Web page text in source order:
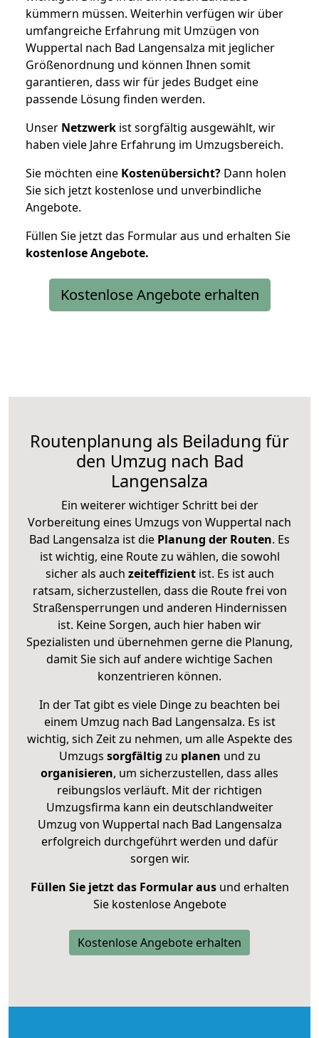
kümmern müssen. Weiterhin verfügen wir über
umfangreiche Erfahrung mit Umzügen von
Wuppertal nach Bad Langensalza mit jeglicher
Größenordnung und können Ihnen somit
garantieren, dass wir für jedes Budget eine
passende Lösung finden werden.
Unser Netzwerk ist sorgfältig ausgewählt, wir
haben viele Jahre Erfahrung im Umzugsbereich.
Sie möchten eine Kostenübersicht? Dann holen
Sie sich jetzt kostenlose und unverbindliche
Angebote.
Füllen Sie jetzt das Formular aus und erhalten Sie
kostenloseAngebote.
Kostenlose Angebote erhalten
Routenplanung als Beiladung für
den Umzug nach Bad
Langensalza
Ein weiterer wichtiger Schritt bei der
Vorbereitung eines Umzugs von Wuppertal nach
Bad Langensalza ist die Planung der Routen. Es
ist wichtig, eine Route zu wählen, die sowohl
sicher als auch zeiteffizientist. Es ist auch
ratsam, sicherzustellen, dass die Route frei von
Straßensperrungen und anderen Hindernissen
ist. Keine Sorgen, auch hier haben wir
Spezialisten und übernehmen gerne die Planung,
damit Sie sich auf andere wichtige Sachen
konzentrieren können.
In der Tat gibt es viele Dinge zu beachten bei
einem Umzug nach Bad Langensalza. Es ist
wichtig, sich Zeit zu nehmen, um alle Aspekte des
Umzugs sorgfältig zu planen und zu
organisieren, um sicherzustellen, dass alles
reibungslos verläuft. Mit der richtigen
Umzugsfirma kann ein deutschlandweiter
Umzug von Wuppertal nach Bad Langensalza
erfolgreich durchgeführt werden und dafür
sorgen wir.
Füllen Sie jetzt das Formular ausund erhalten
Sie kostenlose Angebote
Kostenlose Angebote erhalten